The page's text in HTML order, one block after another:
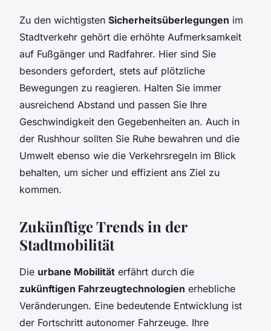
Zu den wichtigsten Sicherheitsüberlegungen im
Stadtverkehr gehört die erhöhte Aufmerksamkeit
auf Fußgänger und Radfahrer. Hier sind Sie
besonders gefordert, stets auf plötzliche
Bewegungen zu reagieren. Halten Sie immer
ausreichend Abstand und passen Sie Ihre
Geschwindigkeit den Gegebenheiten an. Auch in
der Rushhour sollten Sie Ruhe bewahren und die
Umwelt ebenso wie die Verkehrsregeln im Blick
behalten, um sicher und effizient ans Ziel zu
kommen.
Zukünftige Trends in der
Stadtmobilität
Die urbane Mobilität erfährt durch die
zukünftigen Fahrzeugtechnologien erhebliche
Veränderungen. Eine bedeutende Entwicklung ist
der Fortschritt autonomer Fahrzeuge. Ihre